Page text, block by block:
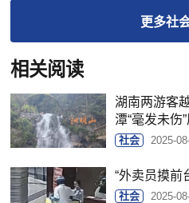
更多社
相关阅读
湖南两游客
潭“毫发未伤
社会 2025-
“外卖员摸前
社会 2025-